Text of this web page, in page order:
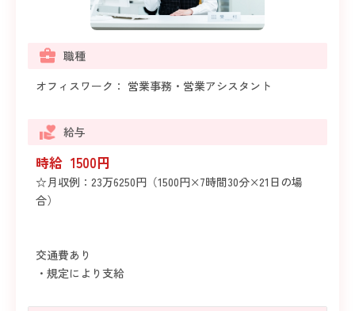
職種
オフィスワーク： 営業事務・営業アシスタント
給与
時給 1500円
☆月収例：23万6250円（1500円×7時間30分×21日の場
合）
交通費あり
・規定により支給